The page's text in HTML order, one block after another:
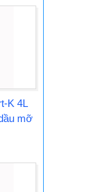
K 4L
mỡ